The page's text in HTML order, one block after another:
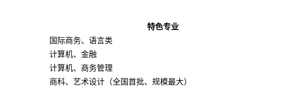
特色专业
国际商务、语言类
计算机、金融
计算机、商务管理
商科、艺术设计（全国首批、规模最大）